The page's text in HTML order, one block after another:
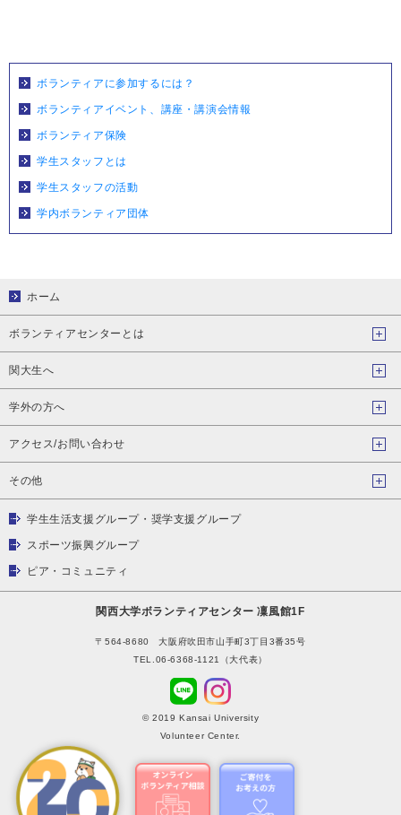
ボランティアに参加するには？
ボランティアイベント、講座・講演会情報
ボランティア保険
学生スタッフとは
学生スタッフの活動
学内ボランティア団体
ホーム
ボランティアセンターとは
関大生へ
学外の方へ
アクセス/お問い合わせ
その他
学生生活支援グループ・奨学支援グループ
スポーツ振興グループ
ピア・コミュニティ
関西大学ボランティアセンター 凜風館1F
〒564-8680 大阪府吹田市山手町3丁目3番35号
TEL.06-6368-1121（大代表）
© 2019 Kansai University
Volunteer Center.